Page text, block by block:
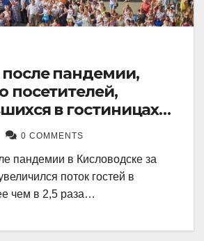
пандемии,
посетителей,
в гостиницах
выросло в 2,5 раза.
0 COMMENTS
пандемии в Кисловодске за
поток гостей в
чем в 2,5 раза…